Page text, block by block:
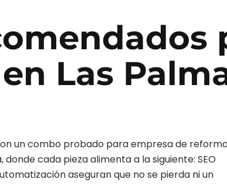
en Las
un combo probado paraempresa de
, donde cada pieza alimenta a la siguiente: SEO
aseguran que no se pierda ni un